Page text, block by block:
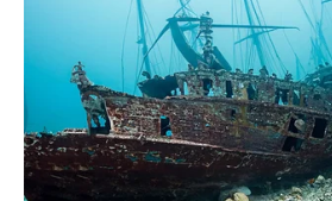
Serem! 9 Chat Ojek Online &
Pelanggan Ini Bikin Auto
Merinding